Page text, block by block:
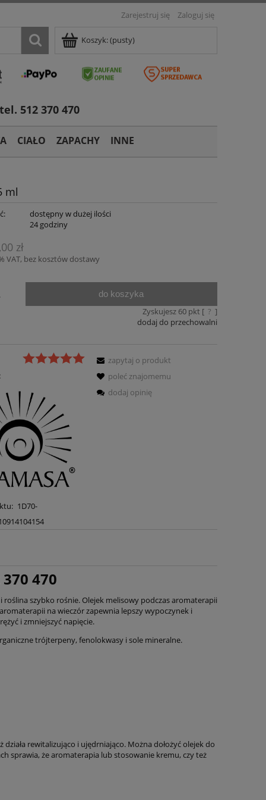
Zarejestruj się Zaloguj się
Koszyk:(pusty)
tel. 512 370 470
CIAŁO ZAPACHY
INNE
ml
dostępny w dużej ilości
24 godziny
zł
VAT, bez kosztów dostawy
do koszyka
Zyskujesz 60pkt [ ? ]
dodaj do przechowalni
1D70-
zapytaj o produkt
poleć znajomemu
dodaj opinię
470
szybko rośnie. Olejek melisowy podczas aromaterapii
na wieczór zapewnia lepszy wypoczynek i
i zmniejszyć napięcie.
trójterpeny, fenolokwasy i sole mineralne.
rewitalizująco i ujędrniająco. Można dołożyć olejek do
sprawia, że aromaterapia lub stosowanie kremu, czy też